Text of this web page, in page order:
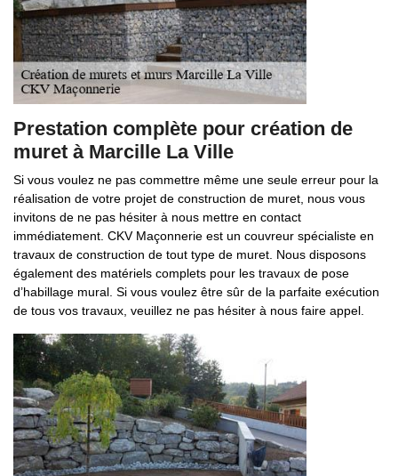
Prestation complète pour création de
muret à Marcille La Ville
Si vous voulez ne pas commettre même une seule erreur pour la
réalisation de votre projet de construction de muret, nous vous
invitons de ne pas hésiter à nous mettre en contact
immédiatement. CKV Maçonnerie est un couvreur spécialiste en
travaux de construction de tout type de muret. Nous disposons
également des matériels complets pour les travaux de pose
d’habillage mural. Si vous voulez être sûr de la parfaite exécution
de tous vos travaux, veuillez ne pas hésiter à nous faire appel.